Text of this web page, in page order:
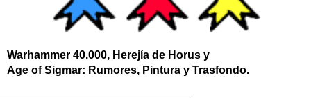
Warhammer 40.000, Herejía de Horus y
Age of Sigmar: Rumores, Pintura y Trasfondo.